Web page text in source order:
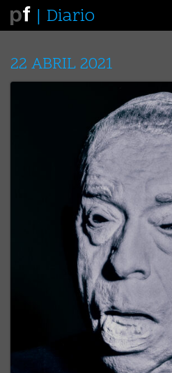
Diario
22 ABRIL 2021